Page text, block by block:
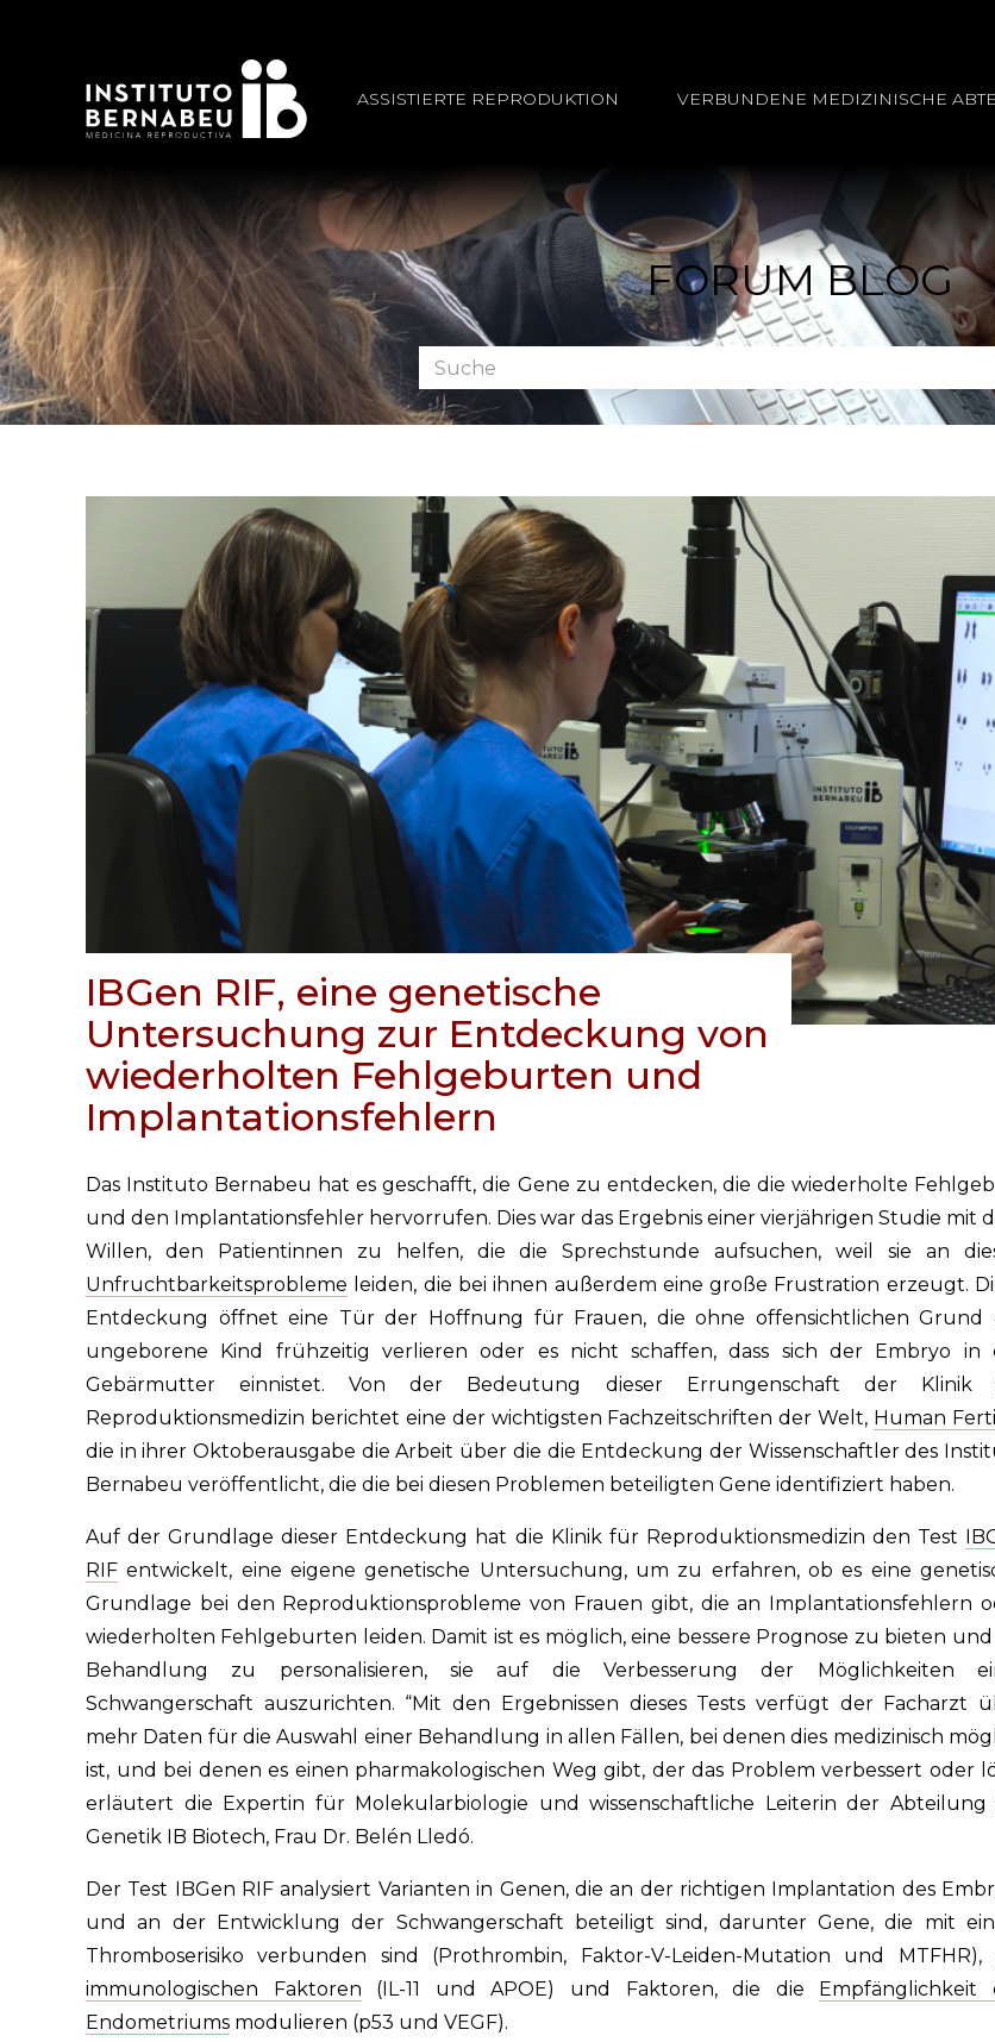
ASSISTIERTE REPRODUKTION VERBUNDENE MEDIZINISCHE
FORUM BLOG
Foren
durchsuchen:
IBGen RIF, eine genetische
Untersuchung zur Entdeckung von
wiederholten Fehlgeburten und
Implantationsfehlern
Das Instituto Bernabeu hat es geschafft, die Gene zu entdecken, die die wiederholte
und den Implantationsfehler hervorrufen. Dies war das Ergebnis einer vierjährigen Studie mit
Willen, den Patientinnen zu helfen, die die Sprechstunde aufsuchen, weil sie an
Unfruchtbarkeitsprobleme leiden, die bei ihnen außerdem eine große Frustration erzeugt.
Entdeckung öffnet eine Tür der Hoffnung für Frauen, die ohne offensichtlichen Grund
ungeborene Kind frühzeitig verlieren oder es nicht schaffen, dass sich der Embryo in
Gebärmutter einnistet. Von der Bedeutung dieser Errungenschaft der Klinik
Reproduktionsmedizin berichtet eine der wichtigsten Fachzeitschriften der Welt, Human
die in ihrer Oktoberausgabe die Arbeit über die die Entdeckung der Wissenschaftler des
Bernabeu veröffentlicht, die die bei diesen Problemen beteiligten Gene identifiziert haben.
Auf der Grundlage dieser Entdeckung hat die Klinik für Reproduktionsmedizin den Test
RIF entwickelt, eine eigene genetische Untersuchung, um zu erfahren, ob es eine
Grundlage bei den Reproduktionsprobleme von Frauen gibt, die an Implantationsfehlern
wiederholten Fehlgeburten leiden. Damit ist es möglich, eine bessere Prognose zu bieten und
Behandlung zu personalisieren, sie auf die Verbesserung der Möglichkeiten
Schwangerschaft auszurichten. “Mit den Ergebnissen dieses Tests verfügt der Facharzt
mehr Daten für die Auswahl einer Behandlung in allen Fällen, bei denen dies medizinisch
ist, und bei denen es einen pharmakologischen Weg gibt, der das Problem verbessert oder
erläutert die Expertin für Molekularbiologie und wissenschaftliche Leiterin der
Genetik IB Biotech, Frau Dr. Belén Lledó.
Der Test IBGen RIF analysiert Varianten in Genen, die an der richtigen Implantation des
und an der Entwicklung der Schwangerschaft beteiligt sind, darunter Gene, die mit
Thromboserisiko verbunden sind (Prothrombin, Faktor-V-Leiden-Mutation und MTFHR),
immunologischen Faktoren (IL-11 und APOE) und Faktoren, die die Empfänglichkeit
Endometriums modulieren (p53 und VEGF).